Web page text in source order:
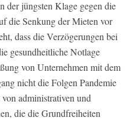
der jüngsten Klage gegen die
die Senkung der Mieten vor
dass die Verzögerungen bei
gesundheitliche Notlage
von Unternehmen mit dem
nicht die Folgen Pandemie
administrativen und
die die Grundfreiheiten